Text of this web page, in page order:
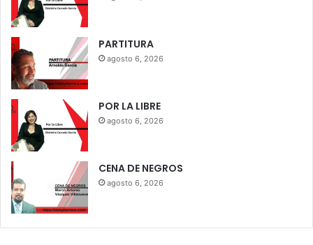
PARTITURA
agosto 6, 2026
POR LA LIBRE
agosto 6, 2026
CENA DE NEGROS
agosto 6, 2026